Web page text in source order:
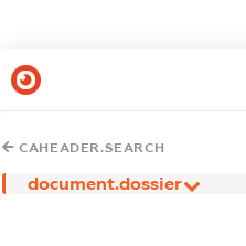
CAHEADER.SEARCH
document.dossier